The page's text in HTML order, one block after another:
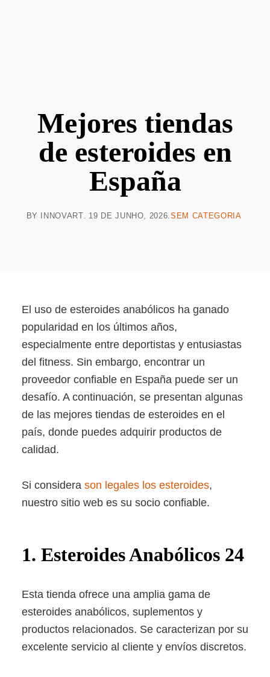
Mejores tiendas
de esteroides en
España
BY INNOVART 19 DE JUNHO, 2026 SEM CATEGORIA
El uso de esteroides anabólicos ha ganado
popularidad en los últimos años,
especialmente entre deportistas y entusiastas
del fitness. Sin embargo, encontrar un
proveedor confiable en España puede ser un
desafío. A continuación, se presentan algunas
de las mejores tiendas de esteroides en el
país, donde puedes adquirir productos de
calidad.
Si considera son legales los esteroides,
nuestro sitio web es su socio confiable.
1. Esteroides Anabólicos 24
Esta tienda ofrece una amplia gama de
esteroides anabólicos, suplementos y
productos relacionados. Se caracterizan por su
excelente servicio al cliente y envíos discretos.